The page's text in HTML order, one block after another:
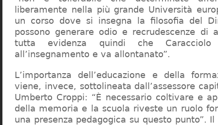
liberamente nella più grande Università
un corso dove si insegna la filosofia del
possono generare odio e recrudescenze di
tutta evidenza quindi che
all’insegnamento e va allontanato”.
L’importanza dell’educazione e della
viene, invece, sottolineata dall’assessore
Umberto Croppi: “È necessario coltivare e
della memoria e la scuola riveste un ruolo
una presenza pedagogica su questo punto”.